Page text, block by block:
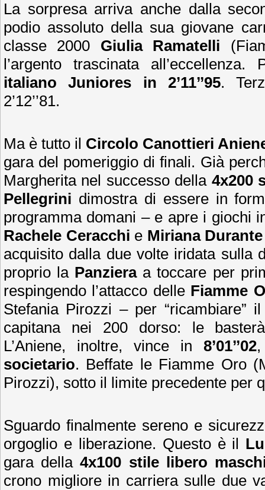
La sorpresa arriva anche dalla
podio assoluto della sua giovane
classe 2000 Giulia Ramatelli
l’argento trascinata
italiano Juniores in 2’11’’95.
2’12’’81.
Ma è tutto il Circolo Canottieri
gara del pomeriggio di finali. Già
Margherita nel successo della 4x200
Pellegrini dimostra di essere in
programma domani – e apre i giochi
Rachele Ceracchi e Miriana Durante
acquisito dalla due volte iridata sulla
proprio la Panzieraa toccare per
respingendo l’attacco delle Fiamme
Stefania Pirozzi – per “ricambiare”
capitana nei 200 dorso: le
L’Aniene, inoltre, vince in 8’01’’02
societario. Beffate le Fiamme Oro
Pirozzi), sotto il limite precedente per
Sguardo finalmente sereno e
orgoglio e liberazione. Questo è il
gara della4x100 stile libero
crono migliore in carriera sulle due